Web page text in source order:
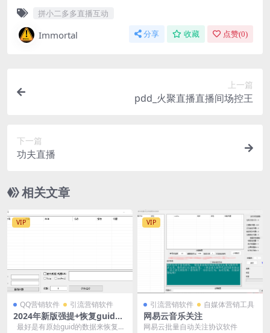
拼小二多多直播互动
Immortal 分享 收藏 点赞(0)
上一篇
pdd_火聚直播直播间场控王
下一篇
功夫直播
相关文章
VIP
QQ营销软件 引流营销软件
2024年新版强提+恢复guid用
的洋洋打码复活出来就带安卓
最好是有原始guid的数据来恢复
VIP
引流营销软件 自媒体营销工具
网易云音乐关注
网易云批量自动关注协议软件